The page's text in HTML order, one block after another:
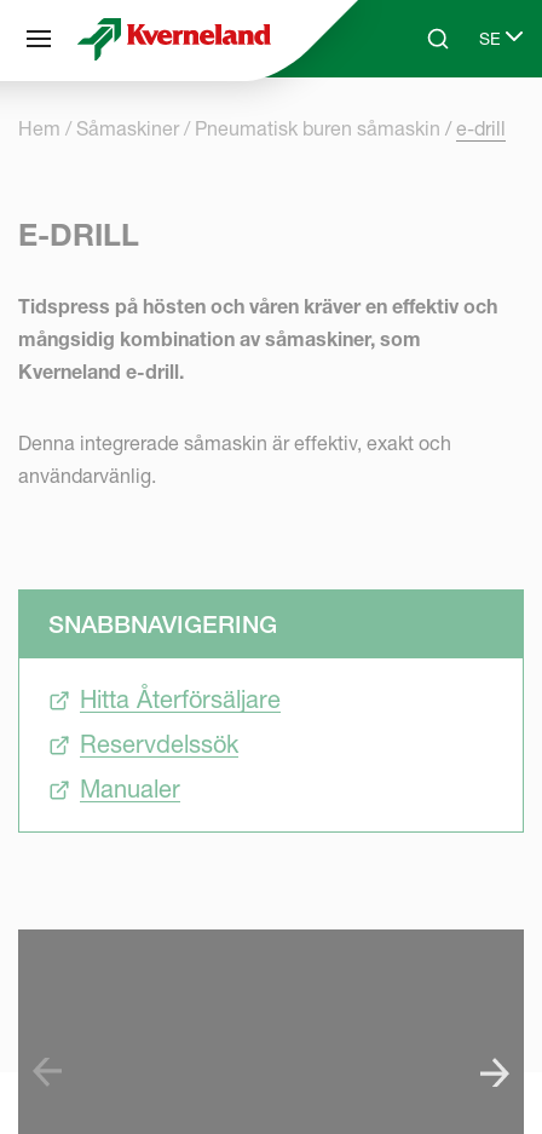
Skip to main contentSearchSE
Select
Hem Såmaskiner Pneumatisk buren såmaskin e-drill
E-DRILL
Tidspress på hösten och våren kräver en effektiv och
mångsidig kombination av såmaskiner, som
Kverneland e-drill.
Denna integrerade såmaskin är effektiv, exakt och
användarvänlig.
SNABBNAVIGERING
Hitta Återförsäljare
Reservdelssök
Manualer
Cookie- hanteringspanel